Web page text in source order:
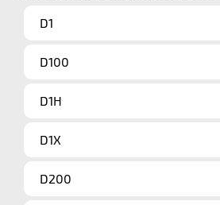
D1
D100
D1H
D1X
D200